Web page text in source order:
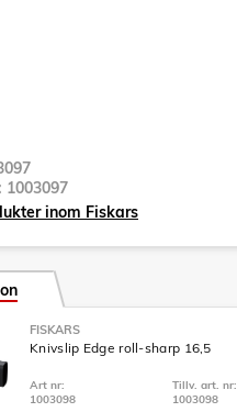
1003097
inom Fiskars
FISKARS
Knivslip Edge roll-sharp 16,5
Art nr:
1003098
Tillv. art. nr:
1003098